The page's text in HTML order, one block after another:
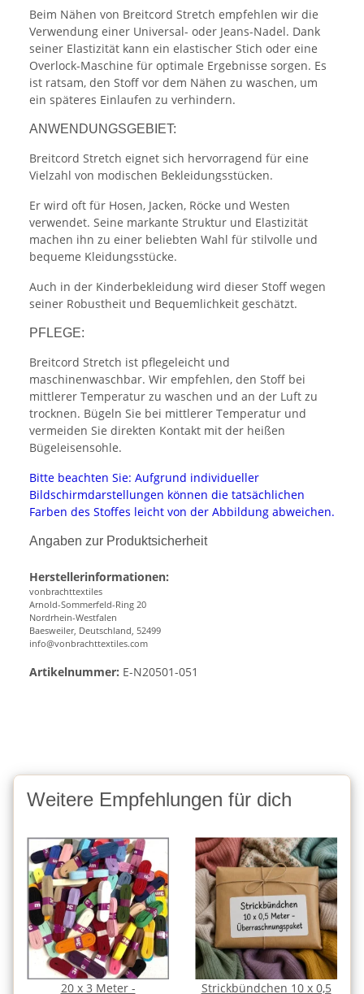
Beim Nähen von Breitcord Stretch empfehlen wir die
Verwendung einer Universal- oder Jeans-Nadel. Dank
seiner Elastizität kann ein elastischer Stich oder eine
Overlock-Maschine für optimale Ergebnisse sorgen. Es
ist ratsam, den Stoff vor dem Nähen zu waschen, um
ein späteres Einlaufen zu verhindern.
ANWENDUNGSGEBIET:
Breitcord Stretch eignet sich hervorragend für eine
Vielzahl von modischen Bekleidungsstücken.
Er wird oft für Hosen, Jacken, Röcke und Westen
verwendet. Seine markante Struktur und Elastizität
machen ihn zu einer beliebten Wahl für stilvolle und
bequeme Kleidungsstücke.
Auch in der Kinderbekleidung wird dieser Stoff wegen
seiner Robustheit und Bequemlichkeit geschätzt.
PFLEGE:
Breitcord Stretch ist pflegeleicht und
maschinenwaschbar. Wir empfehlen, den Stoff bei
mittlerer Temperatur zu waschen und an der Luft zu
trocknen. Bügeln Sie bei mittlerer Temperatur und
vermeiden Sie direkten Kontakt mit der heißen
Bügeleisensohle.
Bitte beachten Sie: Aufgrund individueller
Bildschirmdarstellungen können die tatsächlichen
Farben des Stoffes leicht von der Abbildung abweichen.
Angaben zur Produktsicherheit
Herstellerinformationen:
vonbrachttextiles
Arnold-Sommerfeld-Ring 20
Nordrhein-Westfalen
Baesweiler, Deutschland, 52499
info@vonbrachttextiles.com
Artikelnummer: E-N20501-051
Weitere Empfehlungen für dich
20 x 3 Meter -
Strickbündchen 10 x 0,5